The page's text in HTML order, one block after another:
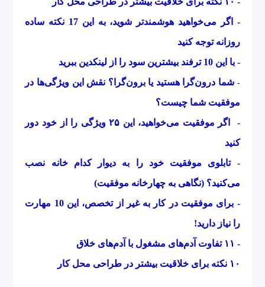
-
اگر می‌خواهید هوشمندتر شوید، به این 17 نکته ساده
روزانه توجه کنید
-با این 10 ترفند بیشترین سود را از لینکدین ببرید
- شما درون‌گرا هستید یا برون‌گرا؟ نقش این ویژگی‌ها در
موفقیت شما چیست؟
-
اگر موفقیت می‌خواهید، این ۲۵ ویژگی را از خود دور
کنید
-تابلوی موفقیت خود را به دیوار کدام خانه نصب
می‌کنید؟ (نگاهی به چهارخانه موفقیت)
-
برای موفقیت در کار به غیر از تخصص، این 10 مهارت
را نیاز دارید!
- ۱۱ تفاوت آدم‌های مشغول با آدم‌های خلاق
۱۰ نکته برای خلاقیت بیشتر در طراحی محل کار